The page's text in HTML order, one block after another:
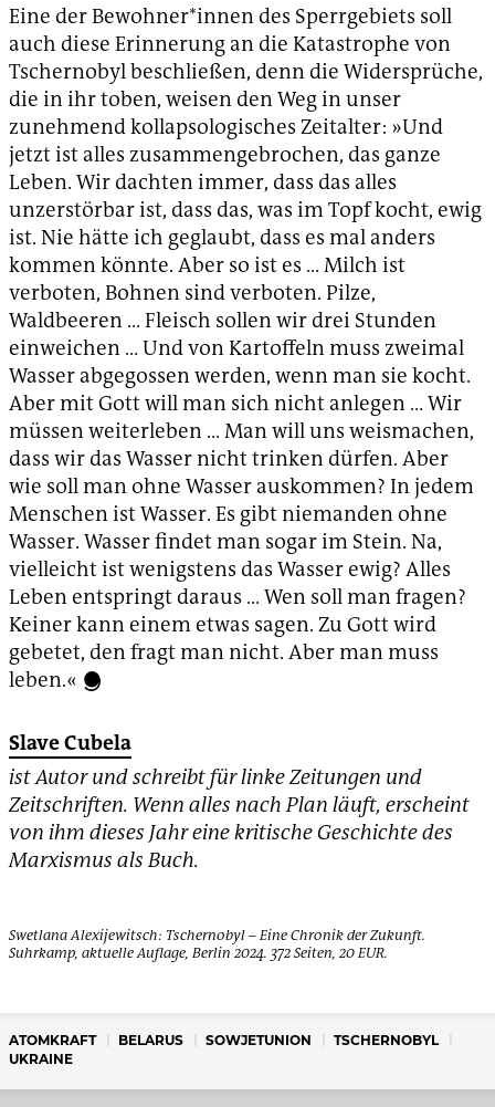
Eine der Bewohner*innen des Sperrgebiets soll
auch diese Erinnerung an die Katastrophe von
Tschernobyl beschließen, denn die Widersprüche,
die in ihr toben, weisen den Weg in unser
zunehmend kollapsologisches Zeitalter: »Und
jetzt ist alles zusammengebrochen, das ganze
Leben. Wir dachten immer, dass das alles
unzerstörbar ist, dass das, was im Topf kocht, ewig
ist. Nie hätte ich geglaubt, dass es mal anders
kommen könnte. Aber so ist es … Milch ist
verboten, Bohnen sind verboten. Pilze,
Waldbeeren … Fleisch sollen wir drei Stunden
einweichen … Und von Kartoffeln muss zweimal
Wasser abgegossen werden, wenn man sie kocht.
Aber mit Gott will man sich nicht anlegen … Wir
müssen weiterleben … Man will uns weismachen,
dass wir das Wasser nicht trinken dürfen. Aber
wie soll man ohne Wasser auskommen? In jedem
Menschen ist Wasser. Es gibt niemanden ohne
Wasser. Wasser findet man sogar im Stein. Na,
vielleicht ist wenigstens das Wasser ewig? Alles
Leben entspringt daraus … Wen soll man fragen?
Keiner kann einem etwas sagen. Zu Gott wird
gebetet, den fragt man nicht. Aber man muss
leben.«
Slave Cubela
ist Autor und schreibt für linke Zeitungen und
Zeitschriften. Wenn alles nach Plan läuft, erscheint
von ihm dieses Jahr eine kritische Geschichte des
Marxismus als Buch.
Swetlana Alexijewitsch: Tschernobyl – Eine Chronik der Zukunft.
Suhrkamp, aktuelle Auflage, Berlin 2024. 372 Seiten, 20 EUR.
ATOMKRAFT BELARUS SOWJETUNION
TSCHERNOBYL
UKRAINE